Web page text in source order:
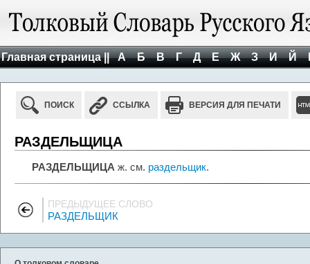
Главная страница || А Б В Г Д Е Ж З И Й
ПОИСК ССЫЛКА ВЕРСИЯ ДЛЯ ПЕЧАТИ
РАЗДЕЛЬЩИЦА
РАЗДЕЛЬЩИЦА ж. см. раздельщик.
ПРЕДЫДУЩЕЕ СЛОВО
РАЗДЕЛЬЩИК